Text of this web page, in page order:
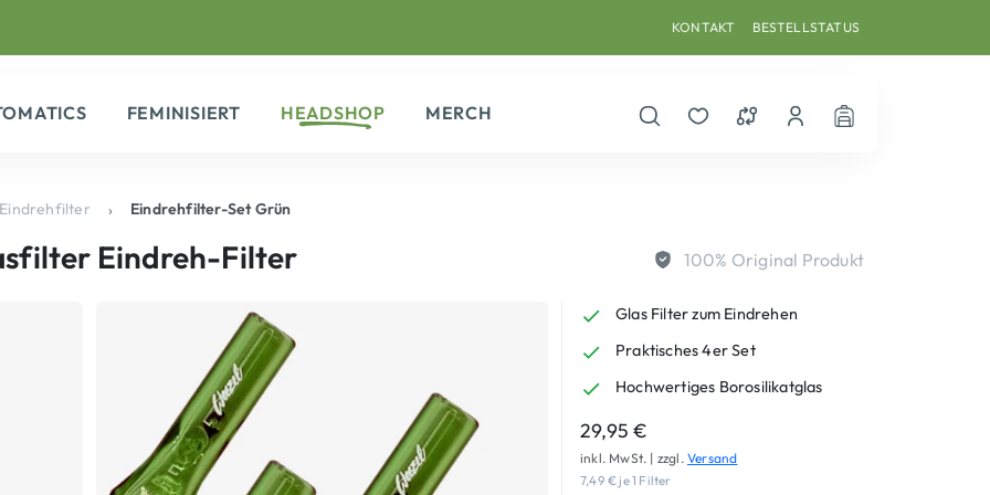
KONTAKT BESTELLSTATUS
FEMINISIERT HEADSHOP
MERCH
Eindrehfilter Eindrehfilter-Set Grün
Eindreh-Filter 100% Original Produkt
Glas Filter zum Eindrehen
Praktisches 4er Set
Hochwertiges Borosilikatglas
29,95€
inkl. MwSt. | zzgl. Versand
7,49 € je 1 Filter